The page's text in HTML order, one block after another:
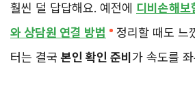
훨씬 덜 답답해요. 예전에 디비손해보
와 상담원 연결 방법
정리할 때도 느
터는 결국본인 확인 준비 가 속도를